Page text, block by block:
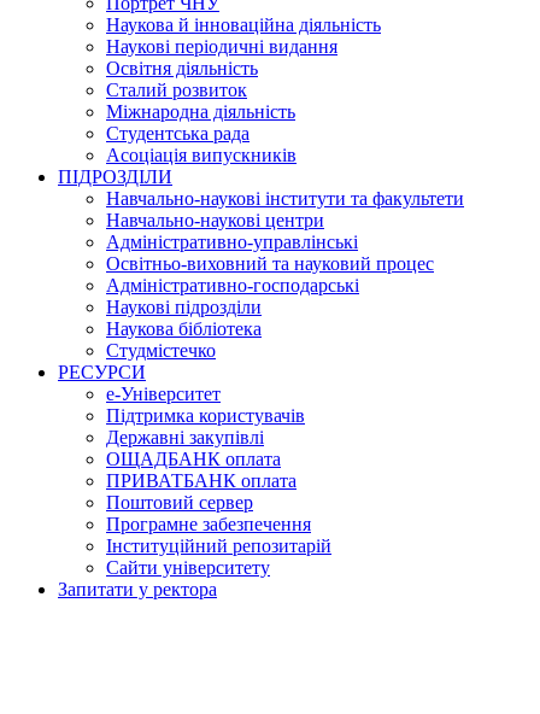
Наукова й інноваційна діяльність
Наукові періодичні видання
Освітня діяльність
Сталий розвиток
Міжнародна діяльність
Студентська рада
Асоціація випускників
ПІДРОЗДІЛИ
Навчально-наукові інститути та факультети
Навчально-наукові центри
Адміністративно-управлінські
Освітньо-виховний та науковий процес
Адміністративно-господарські
Наукові підрозділи
Наукова бібліотека
Студмістечко
РЕСУРСИ
е-Університет
Підтримка користувачів
Державні закупівлі
ОЩАДБАНК оплата
ПРИВАТБАНК оплата
Поштовий сервер
Програмне забезпечення
Інституційний репозитарій
Сайти університету
Запитати у ректора